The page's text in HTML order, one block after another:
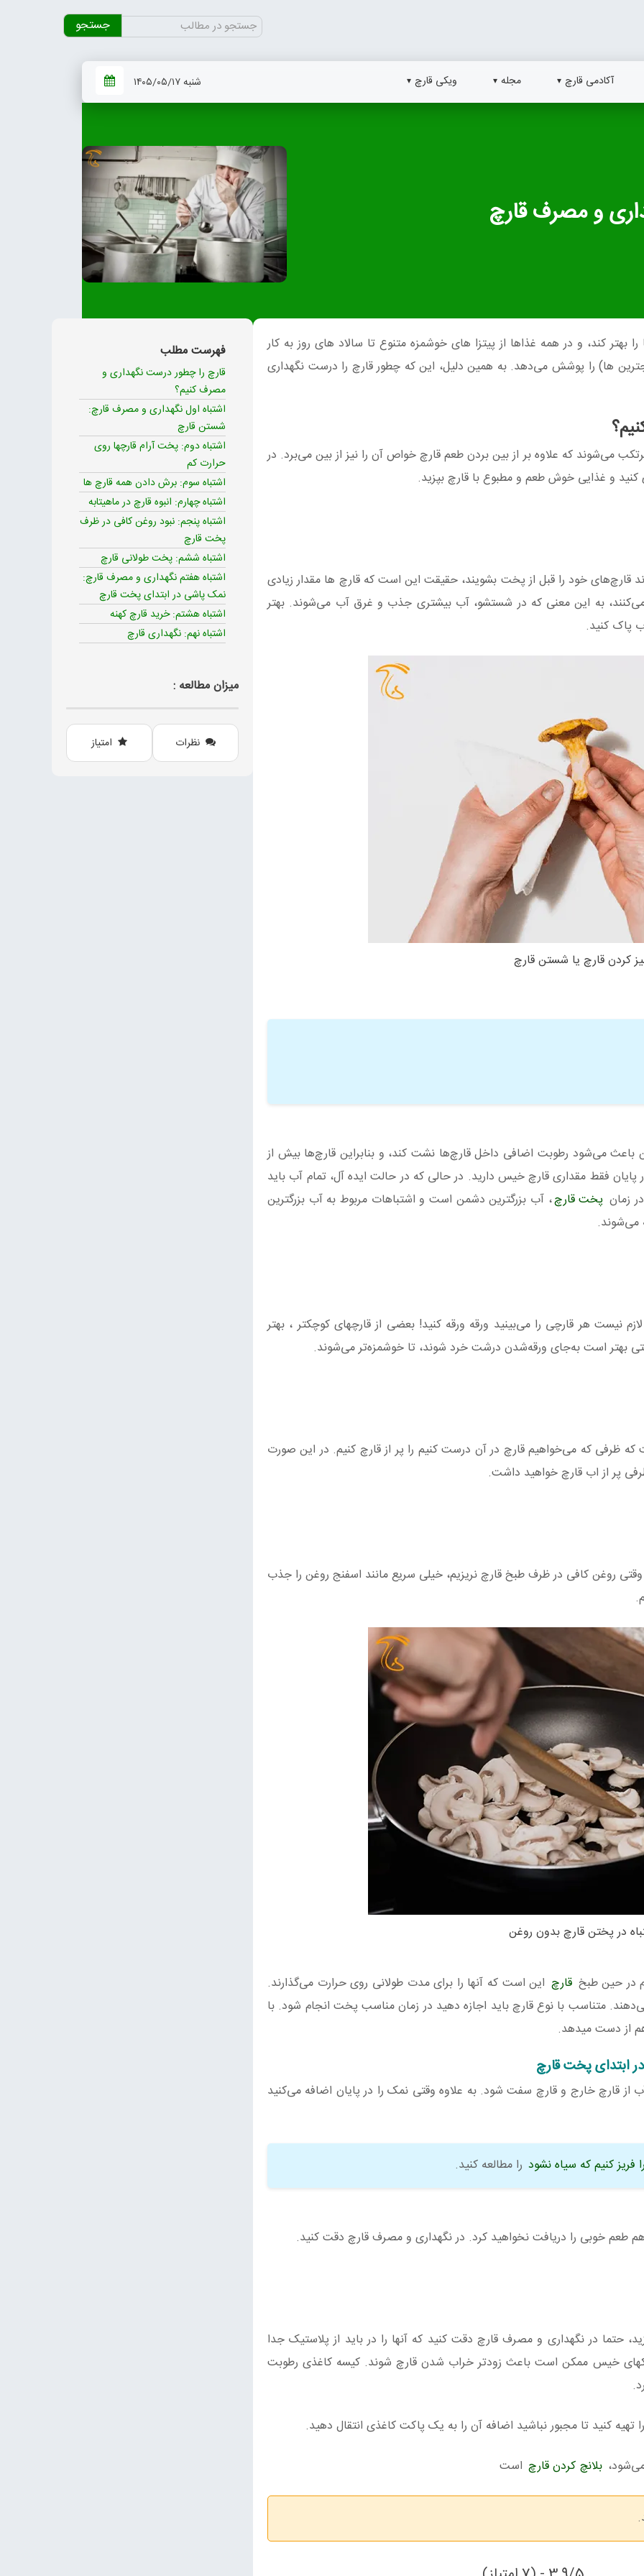
جستجو
برای:
آکادمی قارچ مجله ویکی قارچ شنبه ۱۴۰۵/۰۵/۱۷
بهتر کند، و در همه غذاها از پیتزا های خوشمزه متنوع تا سالاد های روز به کار
ها) را پوشش می‌دهد. به همین دلیل، این که چطور قارچ را درست نگهداری
می‌شوند که علاوه بر از بین بردن طعم قارچ خواص آن را نیز از بین می‌برد. در
کنید و غذایی خوش طعم و مطبوع با قارچ بپزید.
قارچ‌های خود را قبل از پخت بشویند، حقیقت این است که قارچ ها مقدار زیادی
به این معنی که در شستشو، آب بیشتری جذب و غرق آب می‌شوند. بهتر
پاک کنید.
کردن قارچ یا شستن قارچ
باعث می‌شود رطوبت اضافی داخل قارچ‌ها نشت کند، و بنابراین قارچ‌ها بیش از
فقط مقداری قارچ خیس دارید. در حالی که در حالت ایده آل، تمام آب باید
زمان پخت قارچ، آب بزرگترین دشمن است و اشتباهات مربوط به آب بزرگترین
می‌شوند.
هر قارچی را می‌بینید ورقه ورقه کنید! بعضی از قارچهای کوچکتر ، بهتر
بهتر است به‌جای ورقه‌شدن درشت خرد شوند، تا خوشمزه‌تر می‌شوند.
ظرفی که می‌خواهیم قارچ در آن درست کنیم را پر از قارچ کنیم. در این صورت
پر از اب قارچ خواهید داشت.
روغن کافی در ظرف طبخ قارچ نریزیم، خیلی سریع مانند اسفنج روغن را جذب
در پختن قارچ بدون روغن
در حین طبخ قارچ این است که آنها را برای مدت طولانی روی حرارت می‌گذارند.
متناسب با نوع قارچ باید اجازه دهید در زمان مناسب پخت انجام شود. با
از دست میدهد.
ابتدای پخت قارچ
از قارچ خارج و قارچ سفت شود. به علاوه وقتی نمک را در پایان اضافه می‌کنید
فریز کنیم که سیاه نشود را مطالعه کنید.
طعم خوبی را دریافت نخواهید کرد. در نگهداری و مصرف قارچ دقت کنید.
حتما در نگهداری و مصرف قارچ دقت کنید که آنها را در باید از پلاستیک جدا
خیس ممکن است باعث زودتر خراب شدن قارچ شوند. کیسه کاغذی رطوبت
تهیه کنید تا مجبور نباشید اضافه آن را به یک پاکت کاغذی انتقال دهید.
بلانچ کردن قارچ است
فهرست مطلب
قارچ را چطور درست نگهداری و
مصرف کنیم؟
اشتباه اول نگهداری و مصرف قارچ:
شستن قارچ
اشتباه دوم: پخت آرام قارچها روی
حرارت کم
اشتباه سوم: برش دادن همه قارچ ها
اشتباه چهارم: انبوه قارچ در ماهیتابه
اشتباه پنجم: نبود روغن کافی در ظرف
پخت قارچ
اشتباه ششم: پخت طولانی قارچ
اشتباه هفتم نگهداری و مصرف قارچ:
نمک پاشی در ابتدای پخت قارچ
اشتباه هشتم: خرید قارچ کهنه
اشتباه نهم: نگهداری قارچ
میزان مطالعه :
نظرات امتیاز